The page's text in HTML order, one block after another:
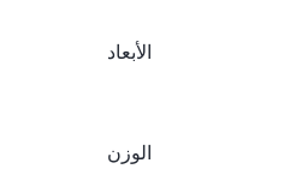
الأبعاد
الوزن